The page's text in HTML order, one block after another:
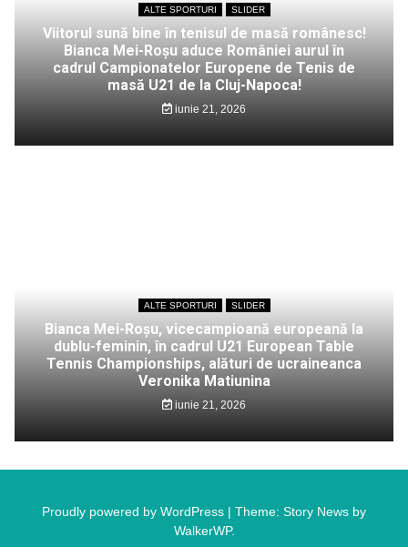
ALTE SPORTURI SLIDER
Viitorul sună bine în tenisul de masă românesc!
Bianca Mei-Roșu aduce României aurul în
cadrul Campionatelor Europene de Tenis de
masă U21 de la Cluj-Napoca!
iunie 21, 2026
ALTE SPORTURI SLIDER
Bianca Mei-Roșu, vicecampioană europeană la
dublu-feminin, în cadrul U21 European Table
Tennis Championships, alături de ucraineanca
Veronika Matiunina
iunie 21, 2026
Proudly powered by WordPress | Theme: Story News by
WalkerWP.